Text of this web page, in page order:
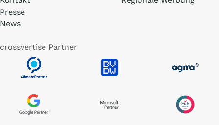
Presse
News
crossvertise Partner